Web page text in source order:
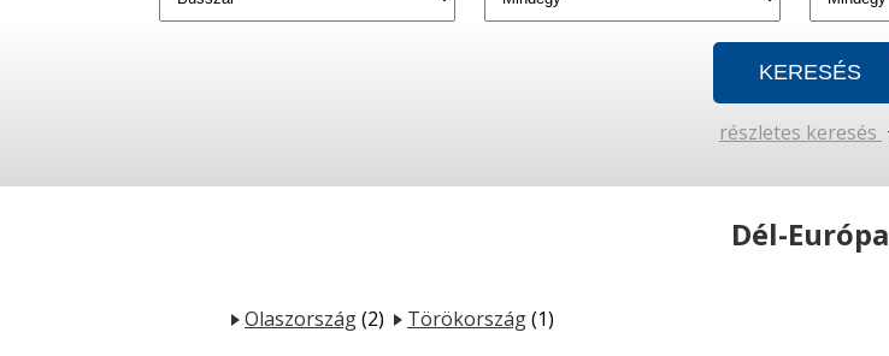
részletes keresés
Dél-Európa
Olaszország(2) Törökország(1)